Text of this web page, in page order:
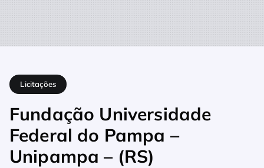
Home Licitações
Licitações
Fundação Universidade
Federal do Pampa –
Unipampa – (RS)